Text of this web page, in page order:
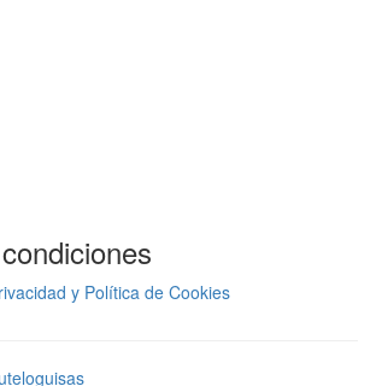
y Política de Cookies